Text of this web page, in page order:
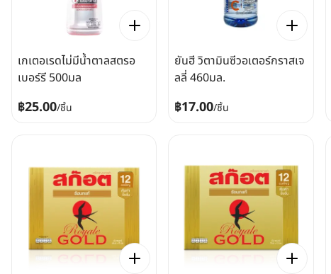
เกเตอเรดไม่มีน้ำตาลสตรอ
เบอร์รี 500มล
฿25.00/ชิ้น
ยันฮี วิตามินซีวอเตอร์กราสเจ
ลลี่ 460มล.
฿17.00/ชิ้น